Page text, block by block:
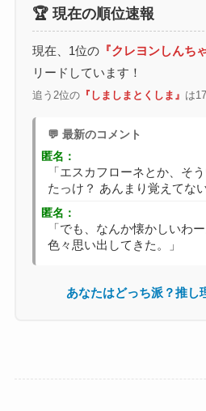
🏆 現在の順位速報
現在、1位の『クレヨンしんちゃ
リードしています！
追う2位の『しましまとくしま』 は
💬 最新のコメント
匿名：
「エスカフローネとか、そ
たっけ？ あんまり覚えてない
匿名：
「でも、なんか懐かしいわ
色々思い出してきた。」
あなたはどっち派？推し